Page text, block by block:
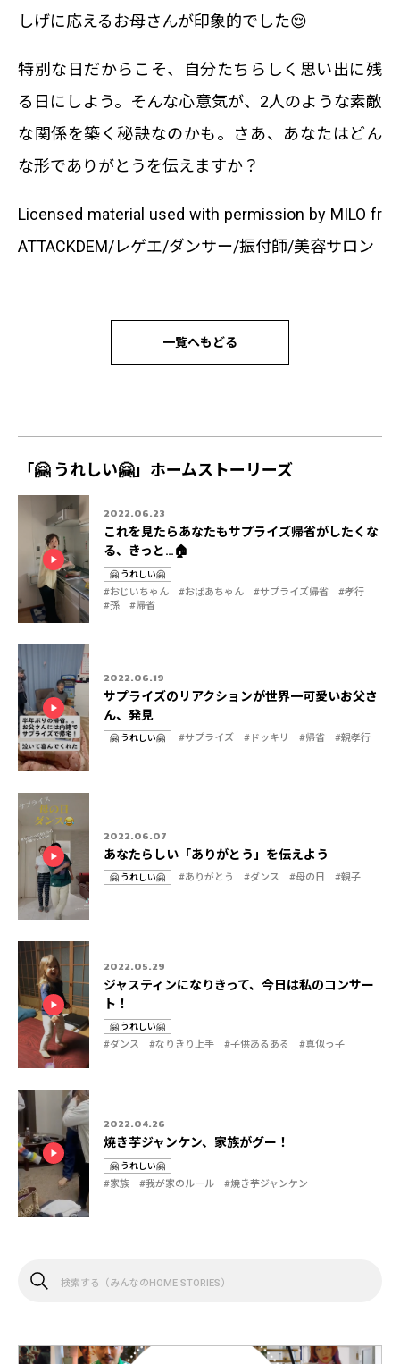
しげに応えるお母さんが印象的でした😌
特別な日だからこそ、自分たちらしく思い出に残
る日にしよう。そんな心意気が、2人のような素敵
な関係を築く秘訣なのかも。さあ、あなたはどん
な形でありがとうを伝えますか？
Licensed material used with permission by MILO fr
ATTACKDEM/レゲエ/ダンサー/振付師/美容サロン
一覧へもどる
「🤗 うれしい🤗」ホームストーリーズ
2022.06.23
これを見たらあなたもサプライズ帰省がしたくな
る、きっと…🏠
カ
テ
🤗 うれしい🤗
タ
グ
#おじいちゃん #おばあちゃん #サプライズ帰省
#孝行
#孫
#帰省
2022.06.19
サプライズのリアクションが世界一可愛いお父さ
ん、発見
カ🤗 うれしい🤗
タ
#サプライズ #ドッキリ #帰省 #親孝行
2022.06.07
あなたらしい「ありがとう」を伝えよう
カ🤗 うれしい🤗
タ
#ありがとう #ダンス #母の日 #親子
2022.05.29
ジャスティンになりきって、今日は私のコンサー
ト！
カ
🤗 うれしい🤗
タ
#ダンス #なりきり上手 #子供あるある #真似っ子
2022.04.26
焼き芋ジャンケン、家族がグー！
カ
🤗 うれしい🤗
タ
#家族 #我が家のルール #焼き芋ジャンケン